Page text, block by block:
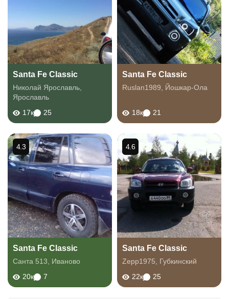
Santa Fe Classic
Николай Ярославль
Ярославль
17к
25
Santa Fe Classic
Ruslan1989 Йошкар-Ола
18к 21
Santa Fe Classic
Санта 513
Иваново
20к
7
4.3
Santa Fe Classic
Zepp1975
Губкинский
22к
25
4.6